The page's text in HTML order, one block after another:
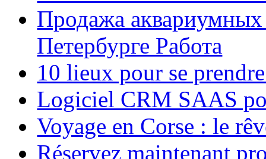
Продажа аквариумных
Петербурге Работа
10 lieux pour se
Logiciel CRM SAAS
Voyage en Corse : le
Réservez maintenant